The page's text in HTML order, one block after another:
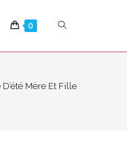
0 TOGGLE
D’été Mère Et Fille